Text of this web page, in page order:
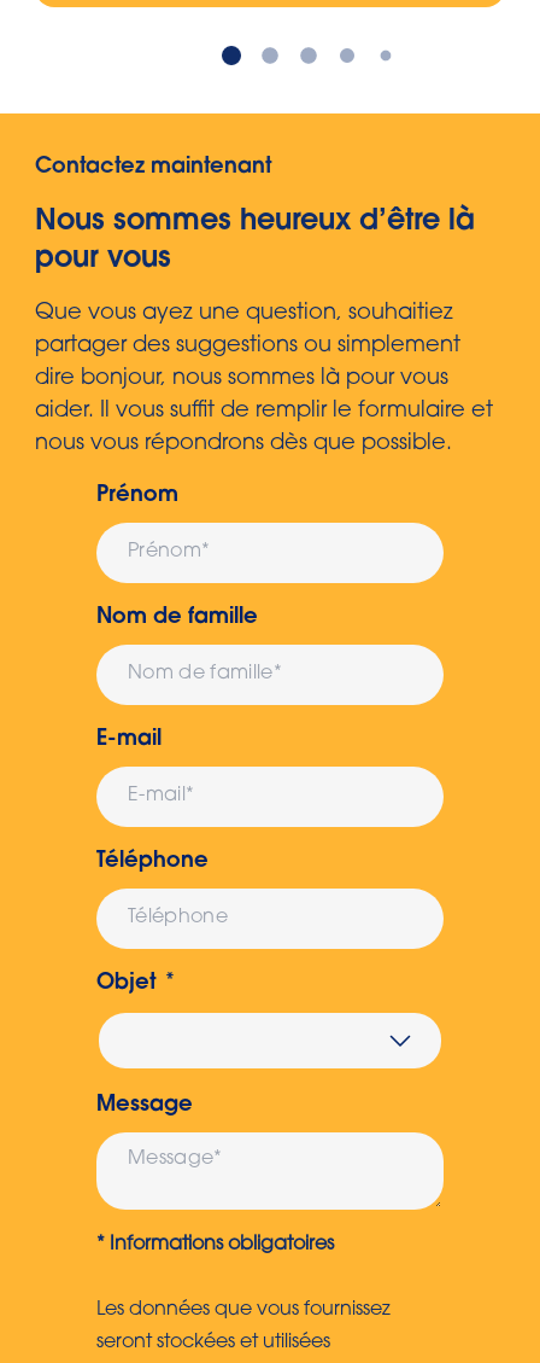
pouvez en apprendre davantage à
ce sujet dans notre article
et opportunités.
Contactez maintenant
Nous sommes heureux d’être là
pour vous
Que vous ayez une question, souhaitiez
partager des suggestions ou simplement
dire bonjour, nous sommes là pour vous
aider. Il vous suffit de remplir le formulaire et
nous vous répondrons dès que possible.
Prénom
Nom de famille
E-mail
Téléphone
Objet
Message
* Informations obligatoires
Les données que vous fournissez
seront stockées et utilisées